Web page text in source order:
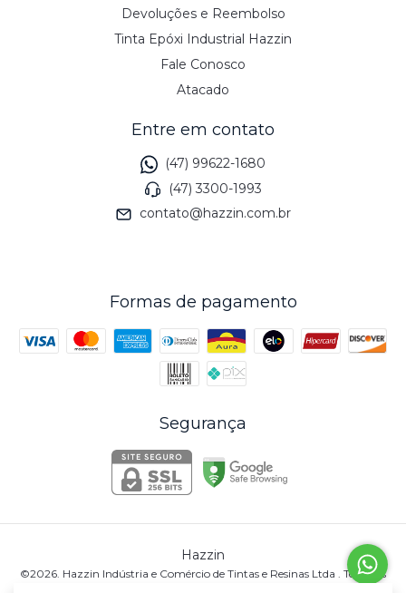
Devoluções e Reembolso
Tinta Epóxi Industrial Hazzin
Fale Conosco
Atacado
Entre em contato
(47) 99622-1680
(47) 3300-1993
contato@hazzin.com.br
Formas de pagamento
Segurança
Hazzin
©2026. Hazzin Indústria e Comércio de Tintas e Resinas Ltda . Todos os